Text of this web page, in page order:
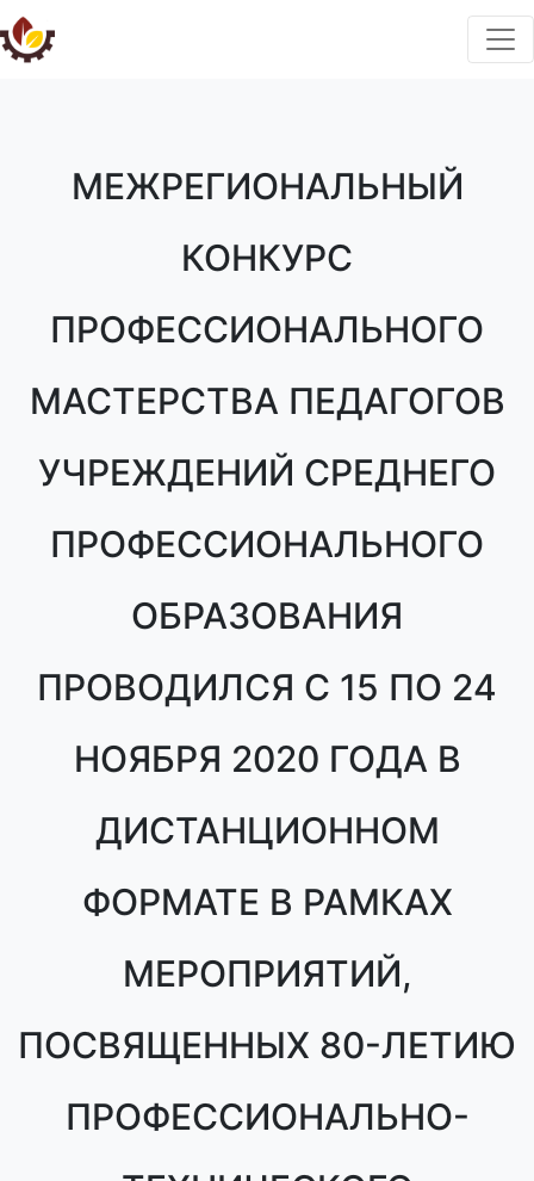
МЕЖРЕГИОНАЛЬНЫЙ
КОНКУРС
ПРОФЕССИОНАЛЬНОГО
МАСТЕРСТВА ПЕДАГОГОВ
УЧРЕЖДЕНИЙ СРЕДНЕГО
ПРОФЕССИОНАЛЬНОГО
ОБРАЗОВАНИЯ
ПРОВОДИЛСЯ С 15 ПО 24
НОЯБРЯ 2020 ГОДА В
ДИСТАНЦИОННОМ
ФОРМАТЕ В РАМКАХ
МЕРОПРИЯТИЙ,
ПОСВЯЩЕННЫХ 80-ЛЕТИЮ
ПРОФЕССИОНАЛЬНО-